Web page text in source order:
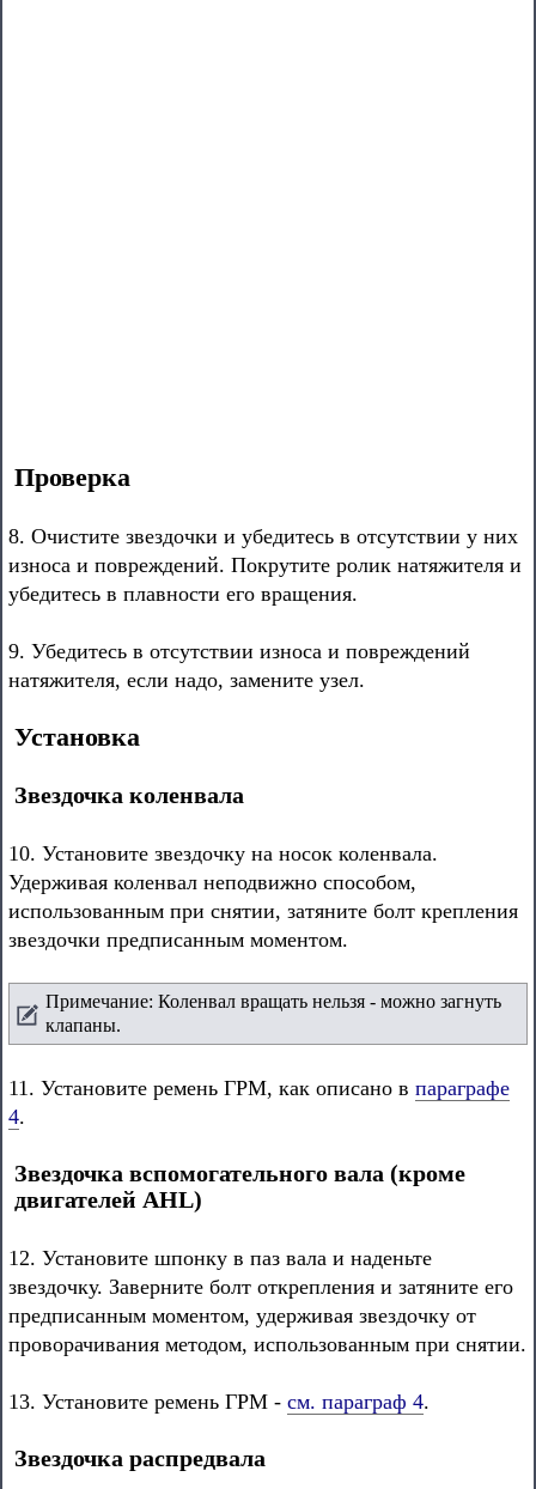
Проверка
8. Очистите звездочки и убедитесь в отсутствии у них
износа и повреждений. Покрутите ролик натяжителя и
убедитесь в плавности его вращения.
9. Убедитесь в отсутствии износа и повреждений
натяжителя, если надо, замените узел.
Установка
Звездочка коленвала
10. Установите звездочку на носок коленвала.
Удерживая коленвал неподвижно способом,
использованным при снятии, затяните болт крепления
звездочки предписанным моментом.
Примечание: Коленвал вращать нельзя - можно загнуть
клапаны.
11. Установите ремень ГРМ, как описано в параграфе
4.
Звездочка вспомогательного вала (кроме
двигателей AHL)
12. Установите шпонку в паз вала и наденьте
звездочку. Заверните болт открепления и затяните его
предписанным моментом, удерживая звездочку от
проворачивания методом, использованным при снятии.
13. Установите ремень ГРМ - см. параграф 4.
Звездочка распредвала